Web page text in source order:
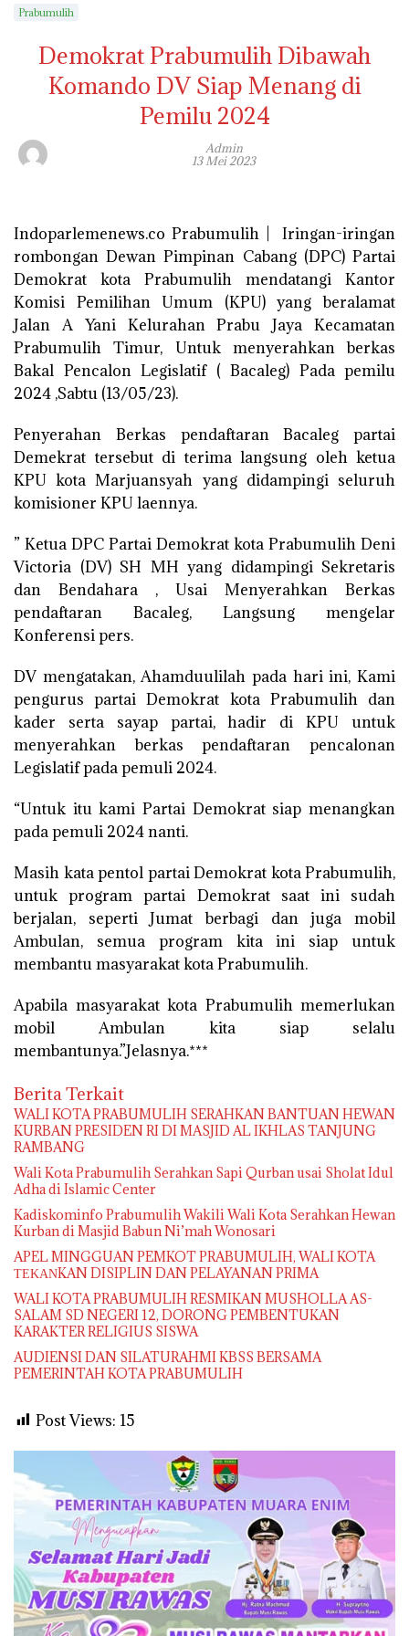
Prabumulih
Demokrat Prabumulih Dibawah
Komando DV Siap Menang di
Pemilu 2024
Admin
13 Mei 2023
Indoparlemenews.co Prabumulih | Iringan-iringan
rombongan Dewan Pimpinan Cabang (DPC) Partai
Demokrat kota Prabumulih mendatangi Kantor
Komisi Pemilihan Umum (KPU) yang beralamat
Jalan A Yani Kelurahan Prabu Jaya Kecamatan
Prabumulih Timur, Untuk menyerahkan berkas
Bakal Pencalon Legislatif ( Bacaleg) Pada pemilu
2024 ,Sabtu (13/05/23).
Penyerahan Berkas pendaftaran Bacaleg partai
Demekrat tersebut di terima langsung oleh ketua
KPU kota Marjuansyah yang didampingi seluruh
komisioner KPU laennya.
” Ketua DPC Partai Demokrat kota Prabumulih Deni
Victoria (DV) SH MH yang didampingi Sekretaris
dan Bendahara , Usai Menyerahkan Berkas
pendaftaran Bacaleg, Langsung mengelar
Konferensi pers.
DV mengatakan, Ahamduulilah pada hari ini, Kami
pengurus partai Demokrat kota Prabumulih dan
kader serta sayap partai, hadir di KPU untuk
menyerahkan berkas pendaftaran pencalonan
Legislatif pada pemuli 2024.
“Untuk itu kami Partai Demokrat siap menangkan
pada pemuli 2024 nanti.
Masih kata pentol partai Demokrat kota Prabumulih,
untuk program partai Demokrat saat ini sudah
berjalan, seperti Jumat berbagi dan juga mobil
Ambulan, semua program kita ini siap untuk
membantu masyarakat kota Prabumulih.
Apabila masyarakat kota Prabumulih memerlukan
mobil Ambulan kita siap selalu
membantunya.”Jelasnya.***
Berita Terkait
WALI KOTA PRABUMULIH SERAHKAN BANTUAN HEWAN
KURBAN PRESIDEN RI DI MASJID AL IKHLAS TANJUNG
RAMBANG
Wali Kota Prabumulih Serahkan Sapi Qurban usai Sholat Idul
Adha di Islamic Center
Kadiskominfo Prabumulih Wakili Wali Kota Serahkan Hewan
Kurban di Masjid Babun Ni’mah Wonosari
APEL MINGGUAN PEMKOT PRABUMULIH, WALI KOTA
ΤΕΚΑΝKAN DISIPLIN DAN PELAYANAN PRIMA
WALI KOTA PRABUMULIH RESMIKAN MUSHOLLA AS-
SALAM SD NEGERI 12, DORONG PEMBENTUKAN
KARAKTER RELIGIUS SISWA
AUDIENSI DAN SILATURAHMI KBSS BERSAMA
PEMERINTAH KOTA PRABUMULIH
Post Views: 15